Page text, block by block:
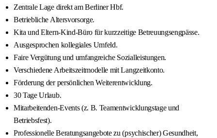
Zentrale Lage direkt am Berliner Hbf.
Betriebliche Altersvorsorge.
Kita und Eltern-Kind-Büro für kurzzeitige Betreuungsengpässe.
Ausgesprochen kollegiales Umfeld.
Faire Vergütung und umfangreiche Sozialleistungen.
Verschiedene Arbeitszeitmodelle mit Langzeitkonto.
Förderung der persönlichen Weiterentwicklung.
30 Tage Urlaub.
Mitarbeitenden-Events (z. B. Teamentwicklungstage und
Betriebsfest).
Professionelle Beratungsangebote zu (psychischer) Gesundheit,